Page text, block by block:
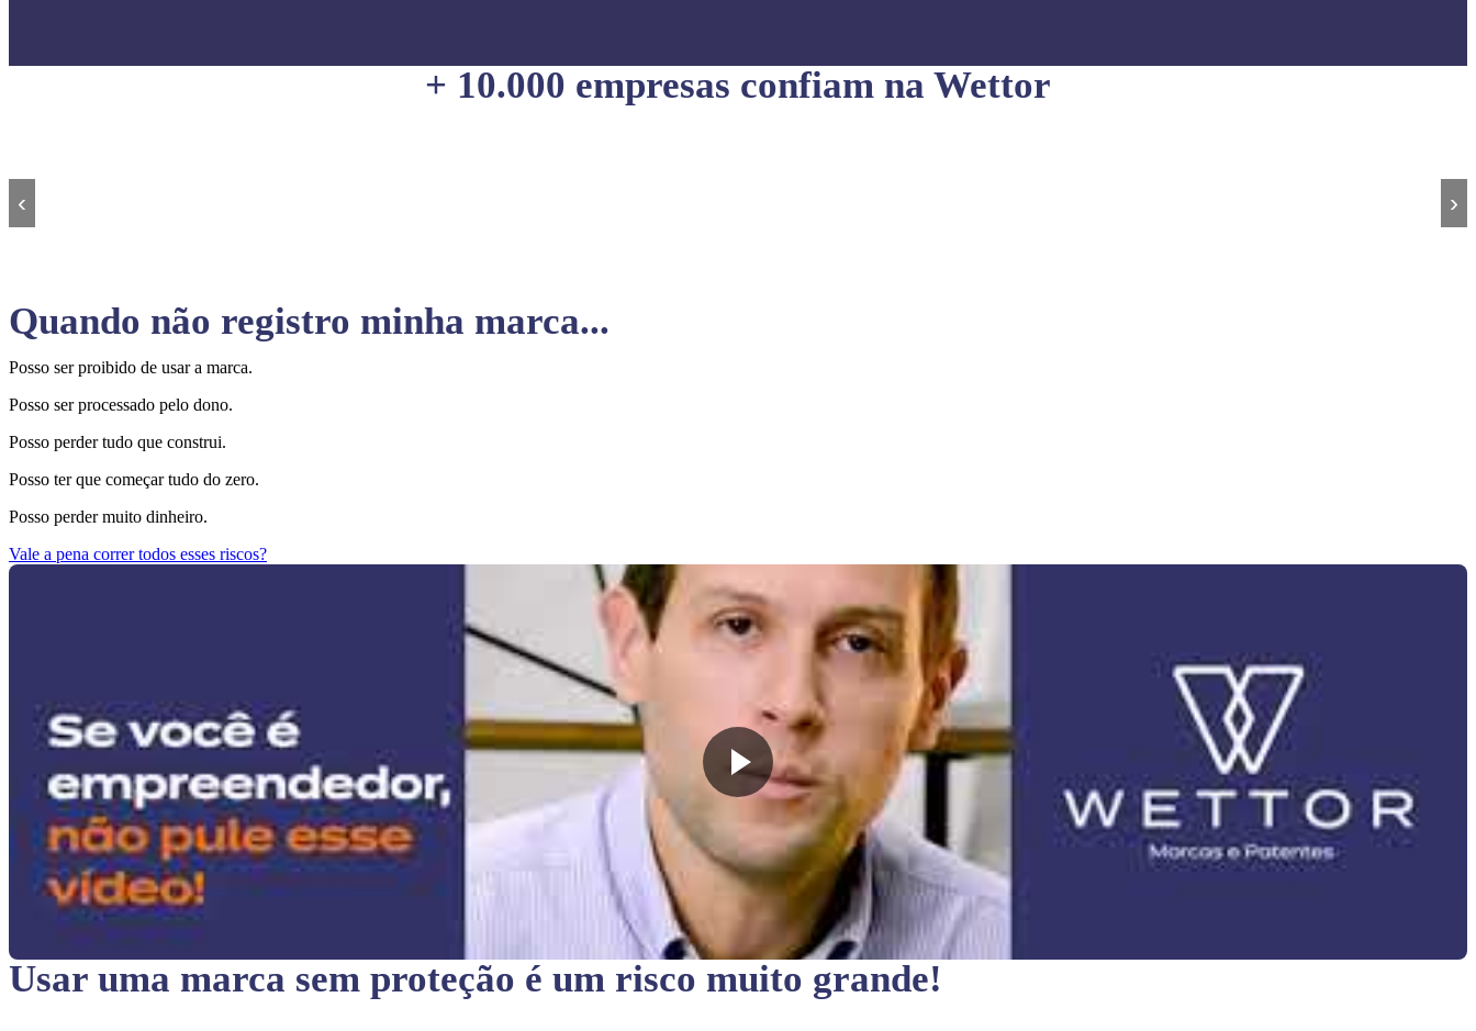
+ 10.000 empresas confiam na Wettor
‹ ›
Quando não registro minha marca...
Posso ser proibido de usar a marca.
Posso ser processado pelo dono.
Posso perder tudo que construi.
Posso ter que começar tudo do zero.
Posso perder muito dinheiro.
Vale a pena correr todos esses riscos?
Usar uma marca sem proteção é um risco muito grande!